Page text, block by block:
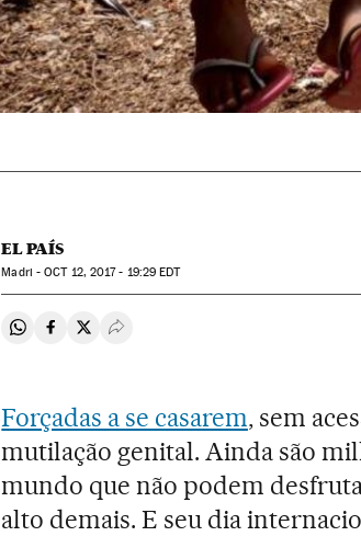
EL PAÍS
Madri -OCT12, 2017 - 19:29 EDT
Compartir en Whatsapp
Compartir en Facebook
Compartir en Twitter
Desplegar Redes Sociales
Forçadas a se casarem, sem
mutilação genital. Ainda são
mundo que não podem
alto demais. E seu dia